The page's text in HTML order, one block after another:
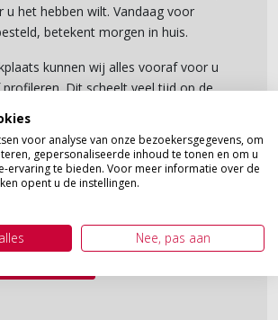
u het hebben wilt. Vandaag voor
betekent morgen in huis.
kunnen wij alles vooraf voor u
Dit scheelt veel tijd op de
te laten gronderen of op kleur
voorwaarden bij één van
voor analyse van onze bezoekersgegevens, om
gepersonaliseerde inhoud te tonen en om u
ervaring te bieden. Voor meer informatie over de
opent u de instellingen.
Nee, pas aan